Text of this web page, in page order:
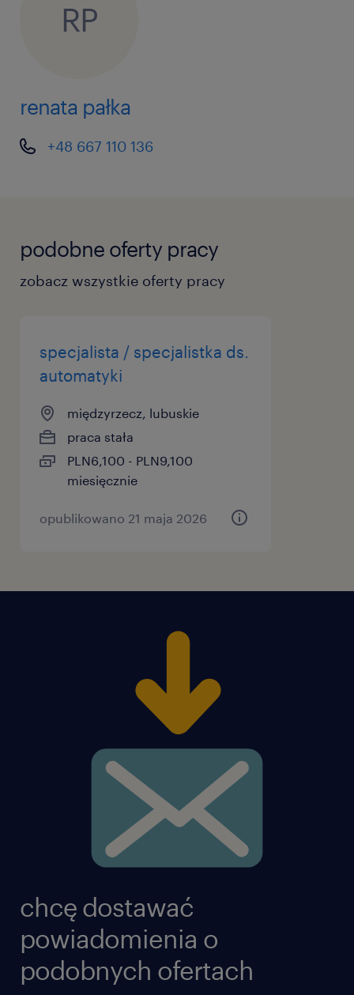
RP
renata pałka
+48 667 110 136
podobne oferty pracy
zobacz wszystkie oferty pracy
specjalista / specjalistka ds.
automatyki
międzyrzecz, lubuskie
praca stała
PLN6,100 - PLN9,100
miesięcznie
opublikowano 21 maja 2026
chcę dostawać
powiadomienia o
podobnych ofertach